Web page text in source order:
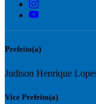
Prefeito(a)
Judison Henrique
Vice Prefeito(a)